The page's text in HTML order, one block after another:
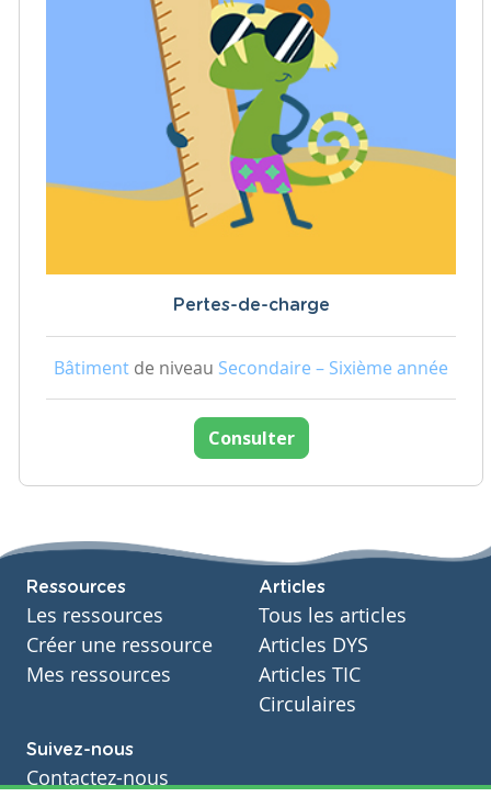
Pertes-de-charge
Bâtiment de niveau Secondaire – Sixième année
Consulter
Ressources
Les ressources
Créer une ressource
Mes ressources
Articles
Tous les articles
Articles DYS
Articles TIC
Circulaires
Suivez-nous
Contactez-nous